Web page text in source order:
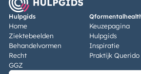
Hulpgids
Home
Ziektebeelden
Behandelvormen
Recht
GGZ
Keuzepagina
Hulpgids
Inspiratie
Praktijk Querido